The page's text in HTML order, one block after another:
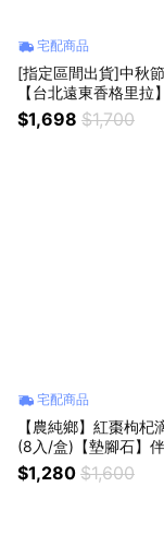
宅配商品
[指定區間出貨]中秋
【台北遠東香格里拉
禮盒(8入/盒)(含運)【
餅 伴手禮
$1,698 $1,700
宅配商品
【農純鄉】紅棗枸杞
(8入/盒)【墊腳石】
首選 溫潤滋補 元氣好
調理
$1,280 $1,600